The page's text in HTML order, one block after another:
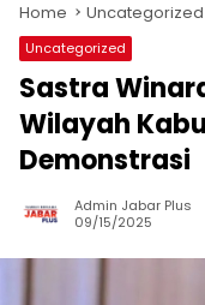
Home Uncategorized
Uncategorized
Sastra
Wilayah
Demonstrasi
Admin Jabar Plus
09/15/2025